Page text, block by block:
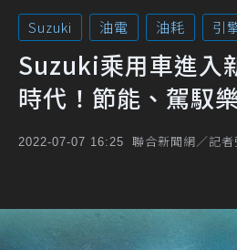
Suzuki 油電 油耗 引
Suzuki乘用車進入
時代！節能、駕馭
2022-07-07 16:25 聯合新聞網／記